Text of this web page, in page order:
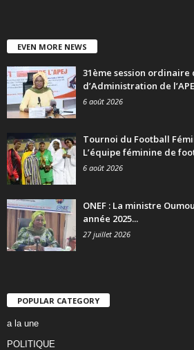
EVEN MORE NEWS
31ème session ordinaire
d’Administration de
6 août 2026
Tournoi du Football
L’équipe féminine de
6 août 2026
ONEF : La ministre
année 2025...
27 juillet 2026
POPULAR CATEGORY
a la une
POLITIQUE